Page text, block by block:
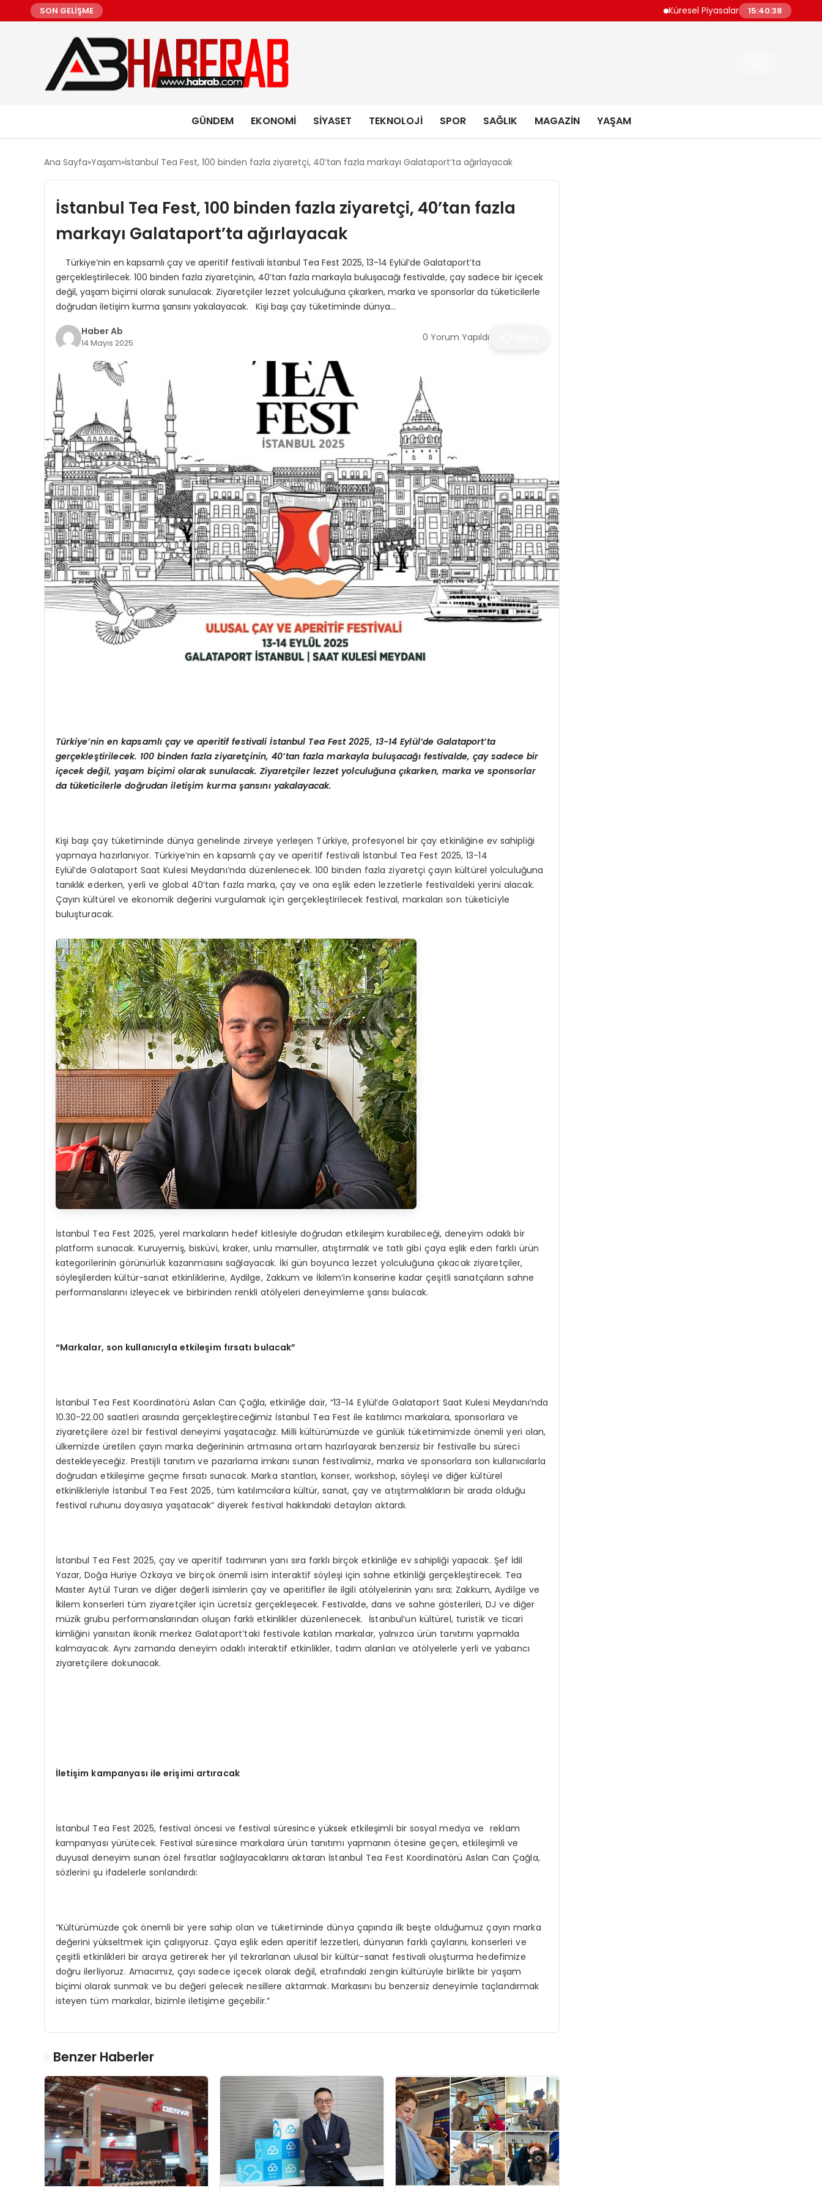
SON GELİŞME Küresel Piyasalar Orta Doğu Gerilimleri ve
15:40:39
GÜNDEM EKONOMI SIYASET TEKNOLOJI SPOR SAĞLIK MAGAZIN YAŞAM
Ana Sayfa Yaşam İstanbul Tea Fest, 100 binden fazla ziyaretçi, 40’tan fazla markayı Galataport’ta ağırlayacak
İstanbul Tea Fest, 100 binden fazla ziyaretçi, 40’tan fazla
markayı Galataport’ta ağırlayacak
Türkiye’nin en kapsamlı çay ve aperitif festivali İstanbul Tea Fest 2025, 13-14 Eylül’de Galataport’ta
gerçekleştirilecek. 100 binden fazla ziyaretçinin, 40’tan fazla markayla buluşacağı festivalde, çay sadece bir içecek
değil, yaşam biçimi olarak sunulacak. Ziyaretçiler lezzet yolculuğuna çıkarken, marka ve sponsorlar da tüketicilerle
doğrudan iletişim kurma şansını yakalayacak. Kişi başı çay tüketiminde dünya…
Haber Ab
14 Mayıs 2025 0 Yorum Yapıldı
Türkiye’nin en kapsamlı çay ve aperitif festivali İstanbul Tea Fest 2025, 13-14 Eylül’de Galataport’ta
gerçekleştirilecek. 100 binden fazla ziyaretçinin, 40’tan fazla markayla buluşacağı festivalde, çay sadece bir
içecek değil, yaşam biçimi olarak sunulacak. Ziyaretçiler lezzet yolculuğuna çıkarken, marka ve sponsorlar
da tüketicilerle doğrudan iletişim kurma şansını yakalayacak.
Kişi başı çay tüketiminde dünya genelinde zirveye yerleşen Türkiye, profesyonel bir çay etkinliğine ev sahipliği
yapmaya hazırlanıyor. Türkiye’nin en kapsamlı çay ve aperitif festivali İstanbul Tea Fest 2025, 13-14
Eylül’de Galataport Saat Kulesi Meydanı’nda düzenlenecek. 100 binden fazla ziyaretçi çayın kültürel yolculuğuna
tanıklık ederken, yerli ve global 40’tan fazla marka, çay ve ona eşlik eden lezzetlerle festivaldeki yerini alacak.
Çayın kültürel ve ekonomik değerini vurgulamak için gerçekleştirilecek festival, markaları son tüketiciyle
buluşturacak.
İstanbul Tea Fest 2025, yerel markaların hedef kitlesiyle doğrudan etkileşim kurabileceği, deneyim odaklı bir
platform sunacak. Kuruyemiş, bisküvi, kraker, unlu mamuller, atıştırmalık ve tatlı gibi çaya eşlik eden farklı ürün
kategorilerinin görünürlük kazanmasını sağlayacak. İki gün boyunca lezzet yolculuğuna çıkacak ziyaretçiler,
söyleşilerden kültür-sanat etkinliklerine, Aydilge, Zakkum ve İkilem’in konserine kadar çeşitli sanatçıların sahne
performanslarını izleyecek ve birbirinden renkli atölyeleri deneyimleme şansı bulacak.
“Markalar, son kullanıcıyla etkileşim fırsatı bulacak”
İstanbul Tea Fest Koordinatörü Aslan Can Çağla, etkinliğe dair, “13-14 Eylül’de Galataport Saat Kulesi Meydanı’nda
10.30-22.00 saatleri arasında gerçekleştireceğimiz İstanbul Tea Fest ile katılımcı markalara, sponsorlara ve
ziyaretçilere özel bir festival deneyimi yaşatacağız. Milli kültürümüzde ve günlük tüketimimizde önemli yeri olan,
ülkemizde üretilen çayın marka değerininin artmasına ortam hazırlayarak benzersiz bir festivalle bu süreci
destekleyeceğiz. Prestijli tanıtım ve pazarlama imkanı sunan festivalimiz, marka ve sponsorlara son kullanıcılarla
doğrudan etkileşime geçme fırsatı sunacak. Marka stantları, konser, workshop, söyleşi ve diğer kültürel
etkinlikleriyle İstanbul Tea Fest 2025, tüm katılımcılara kültür, sanat, çay ve atıştırmalıkların bir arada olduğu
festival ruhunu doyasıya yaşatacak” diyerek festival hakkındaki detayları aktardı.
İstanbul Tea Fest 2025, çay ve aperitif tadımının yanı sıra farklı birçok etkinliğe ev sahipliği yapacak. Şef İdil
Yazar, Doğa Huriye Özkaya ve birçok önemli isim interaktif söyleşi için sahne etkinliği gerçekleştirecek. Tea
Master Aytül Turan ve diğer değerli isimlerin çay ve aperitifler ile ilgili atölyelerinin yanı sıra; Zakkum, Aydilge ve
İkilem konserleri tüm ziyaretçiler için ücretsiz gerçekleşecek. Festivalde, dans ve sahne gösterileri, DJ ve diğer
müzik grubu performanslarından oluşan farklı etkinlikler düzenlenecek. İstanbul’un kültürel, turistik ve ticari
kimliğini yansıtan ikonik merkez Galataport’taki festivale katılan markalar, yalnızca ürün tanıtımı yapmakla
kalmayacak. Aynı zamanda deneyim odaklı interaktif etkinlikler, tadım alanları ve atölyelerle yerli ve yabancı
ziyaretçilere dokunacak.
İletişim kampanyası ile erişimi artıracak
İstanbul Tea Fest 2025, festival öncesi ve festival süresince yüksek etkileşimli bir sosyal medya ve reklam
kampanyası yürütecek. Festival süresince markalara ürün tanıtımı yapmanın ötesine geçen, etkileşimli ve
duyusal deneyim sunan özel fırsatlar sağlayacaklarını aktaran İstanbul Tea Fest Koordinatörü Aslan Can Çağla,
sözlerini şu ifadelerle sonlandırdı:
“Kültürümüzde çok önemli bir yere sahip olan ve tüketiminde dünya çapında ilk beşte olduğumuz çayın marka
değerini yükseltmek için çalışıyoruz. Çaya eşlik eden aperitif lezzetleri, dünyanın farklı çaylarını, konserleri ve
çeşitli etkinlikleri bir araya getirerek her yıl tekrarlanan ulusal bir kültür-sanat festivali oluşturma hedefimize
doğru ilerliyoruz. Amacımız, çayı sadece içecek olarak değil, etrafındaki zengin kültürüyle birlikte bir yaşam
biçimi olarak sunmak ve bu değeri gelecek nesillere aktarmak. Markasını bu benzersiz deneyimle taçlandırmak
isteyen tüm markalar, bizimle iletişime geçebilir.”
Benzer Haberler